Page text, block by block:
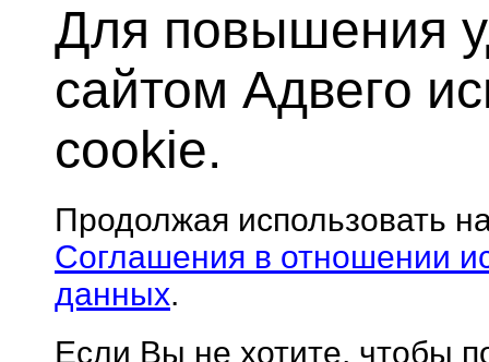
Для повышения
сайтом Адвего
cookie.
Продолжая использовать
Соглашения в отношении
данных.
Если Вы не хотите, чтобы